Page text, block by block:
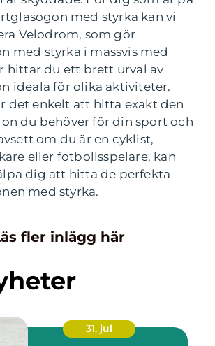
med styrka kan vi
Velodrom, som gör
med styrka i massvis med
hittar du ett brett urval av
ideala för olika aktiviteter.
det enkelt att hitta exakt den
du behöver för din sport och
om du är en cyklist,
eller fotbollsspelare, kan
dig att hitta de perfekta
med styrka.
fler inlägg här
31. jul